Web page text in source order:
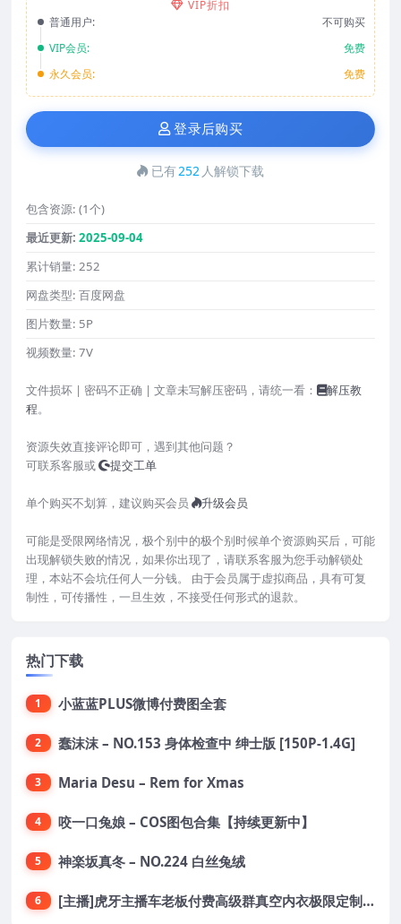
VIP折扣
普通用户:
不可购买
VIP会员:
免费
永久会员:
免费
登录后购买
已有252 人解锁下载
包含资源: (1个)
最近更新: 2025-09-04
累计销量: 252
网盘类型: 百度网盘
图片数量: 5P
视频数量: 7V
文件损坏 | 密码不正确 | 文章未写解压密码，请统一看：
解压教
程。
资源失效直接评论即可，遇到其他问题？
可联系客服或
提交工单
单个购买不划算，建议购买会员 升级会员
可能是受限网络情况，极个别中的极个别时候单个资源购买后，可能
出现解锁失败的情况，如果你出现了，请联系客服为您手动解锁处
理，本站不会坑任何人一分钱。 由于会员属于虚拟商品，具有可复
制性，可传播性，一旦生效，不接受任何形式的退款。
热门下载
1 小蓝蓝PLUS微博付费图全套
2 蠢沫沫 – NO.153 身体检查中 绅士版 [150P-1.4G]
3 Maria Desu – Rem for Xmas
4 咬一口兔娘 – COS图包合集【持续更新中】
5 神楽坂真冬 – NO.224 白丝兔绒
6 [主播]虎牙主播车老板付费高级群真空内衣极限定制8分19